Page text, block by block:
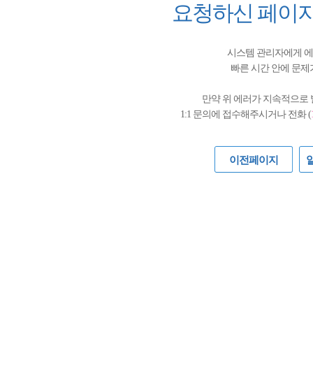
요청하신 페이
시스템 관리자에게
빠른 시간 안에 문
만약 위 에러가 지속적으로
1:1 문의에 접수해주시거나 전화 (
이전페이지